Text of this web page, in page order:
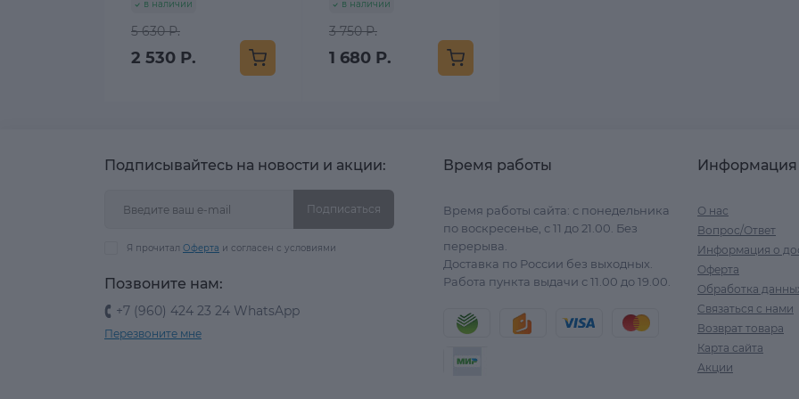
в наличии
5 630 Р.
2 530 Р.
в наличии
3 750 Р.
1 680 Р.
Подписывайтесь на новости и акции:
Подписаться
Я прочитал Оферта и согласен с условиями
Позвоните нам:
+7 (960) 424 23 24 WhatsApp
Перезвоните мне
Время работы
Время работы сайта: с понедельника
по воскресенье, с 11 до 21.00. Без
перерыва.
Доставка по России без выходных.
Работа пункта выдачи с 11.00 до 19.00.
Информация
О нас
Вопрос/Ответ
Информация о
Оферта
Обработка
Связаться с нами
Возврат товара
Карта сайта
Акции